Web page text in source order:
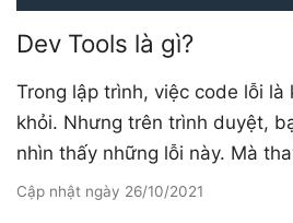
Dev Tools là gì?
Trong lập trình, việc code lỗi là
khỏi. Nhưng trên trình duyệt,
nhìn thấy những lỗi này. Mà
Cập nhật ngày 26/10/2021